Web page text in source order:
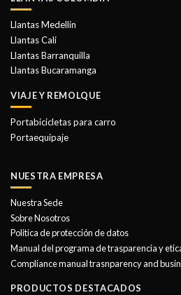
Llantas Medellin
Llantas Cali
Llantas Barranquilla
Llantas Bucaramanga
VIAJE Y REMOLQUE
Portabicicletas para carro
Portaequipaje
NUESTRA EMPRESA
Nuestra Sede
Sobre Nosotros
Politica de protección de datos
Manual del programa de trasparencia y
Compliance manual trasnparency and
PRODUCTOS DESTACADOS